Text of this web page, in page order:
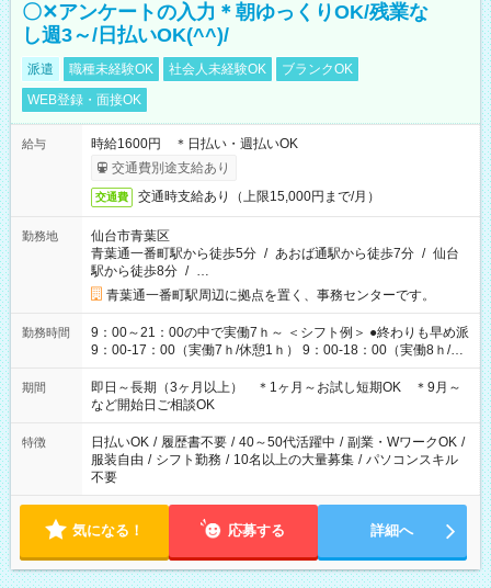
〇✕アンケートの入力＊朝ゆっくりOK/残業な
し週3～/日払いOK(^^)/
派遣 職種未経験OK 社会人未経験OK
ブランクOK
WEB登録・面接OK
給与
時給1600円 ＊日払い・週払いOK
交通費別途支給あり
交通費 交通時支給あり（上限15,000円まで/月）
勤務地
仙台市青葉区
青葉通一番町駅から徒歩5分 / あおば通駅から徒歩7分 / 仙台
駅から徒歩8分 / …
青葉通一番町駅周辺に拠点を置く、事務センターです。
勤務時間
9：00～21：00の中で実働7ｈ～ ＜シフト例＞ ●終わりも早め派
9：00-17：00（実働7ｈ/休憩1ｈ） 9：00-18：00（実働8ｈ/休
憩1ｈ） 10：00-19：00（実働8ｈ/休憩1ｈ） ●朝ゆっくり派
11：00-20：00（実働8ｈ/休憩1ｈ） 12：00-20：00（実働7ｈ/
休憩1ｈ） 12：00-21：00（実働8ｈ/休憩1ｈ） 13：00-22：
00（実働8ｈ/休憩1ｈ） ＊時間帯固定OK
期間
即日～長期（3ヶ月以上） ＊1ヶ月～お試し短期OK ＊9月～
など開始日ご相談OK
特徴 日払いOK / 履歴書不要 / 40～50代活躍中 / 副業・WワークOK /
服装自由 / シフト勤務 / 10名以上の大量募集 / パソコンスキル
不要
気になる！ 応募する 詳細へ